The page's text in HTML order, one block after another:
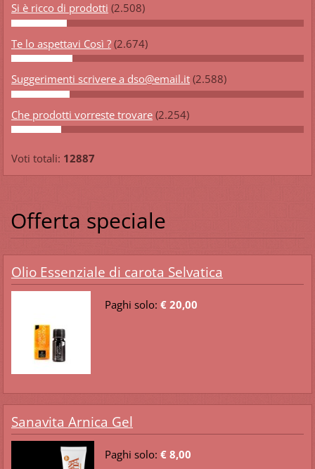
Si è ricco di prodotti (2.508)
Te lo aspettavi Così ? (2.674)
Suggerimenti scrivere a dso@email.it (2.588)
Che prodotti vorreste trovare (2.254)
Voti totali: 12887
Offerta speciale
Olio Essenziale di carota Selvatica
Paghi solo: € 20,00
Sanavita Arnica Gel
Paghi solo: € 8,00